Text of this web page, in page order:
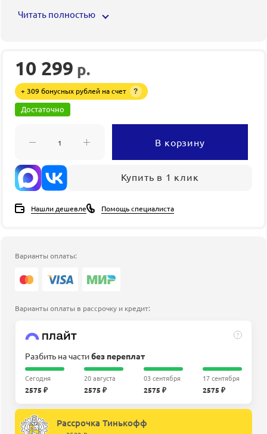
Читать полностью
10 299 р.
+ 309 бонусных рублей на счет ?
Достаточно
В корзину
Купить в 1 клик
Нашли дешевле Помощь специалиста
Варианты оплаты:
Варианты оплаты в рассрочку и кредит:
?
Разбить на частибез переплат
Сегодня
2575 ₽
20 августа
2575 ₽
03 сентября
2575 ₽
17 сентября
2575 ₽
Рассрочка Тинькофф